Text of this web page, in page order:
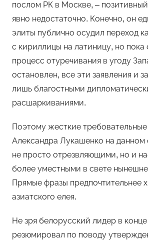
послом РК в Москве, –
явно недостаточно. Конечно, он
элиты публично осудил переход
с кириллицы на латиницу, но пока
процесс отуречивания в угоду
остановлен, все эти заявления и
лишь благостными
расшаркиваниями.
Поэтому жесткие требовательные
Александра Лукашенко на данном
не просто отрезвляющими, но и
более уместными в свете
Прямые фразы предпочтительнее
азиатского елея.
Не зря белорусский лидер в конце
резюмировал по поводу